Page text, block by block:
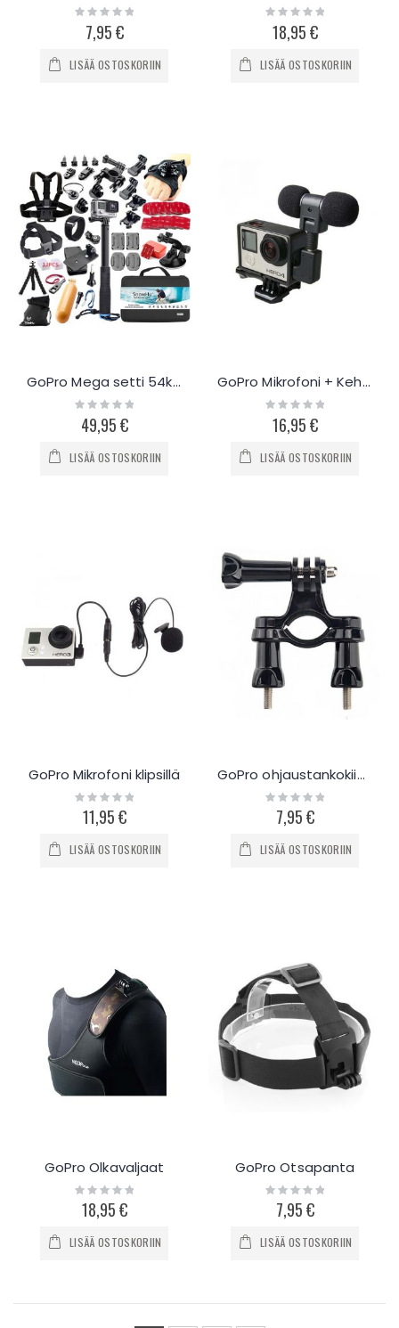
Rating:
0%7,95 €
LISÄÄ OSTOSKORIIN
Rating:
0%
18,95 €
LISÄÄ OSTOSKORIIN
GoPro Mega setti 54kpl
Rating:
0%
49,95 €
LISÄÄ OSTOSKORIIN
GoPro Mikrofoni + Kehys
Rating:
0%
16,95 €
LISÄÄ OSTOSKORIIN
GoPro Mikrofoni klipsillä
Rating:
0%
11,95 €
LISÄÄ OSTOSKORIIN
GoPro ohjaustankokiinnitys
Rating:
0%7,95 €
LISÄÄ OSTOSKORIIN
GoPro Olkavaljaat
Rating:
0%
18,95 €
LISÄÄ OSTOSKORIIN
GoPro Otsapanta
Rating:
0%7,95 €
LISÄÄ OSTOSKORIIN